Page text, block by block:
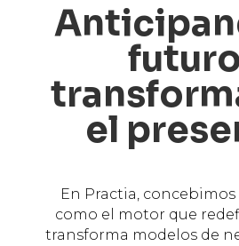
el
En Practia,
como el motor que
transforma modelos de